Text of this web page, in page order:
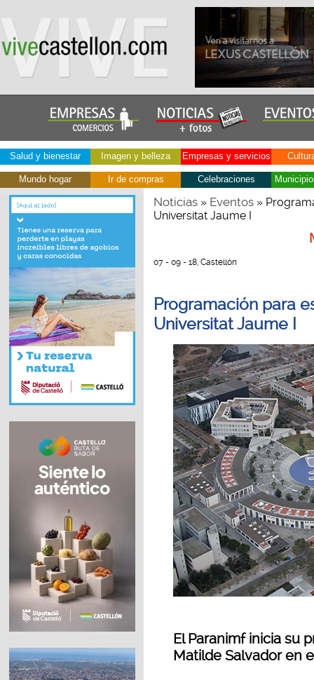
Salud y bienestar Imagen y belleza Empresas y servicios
Mundo hogar Ir de compras Celebraciones
Noticias» Eventos»
Universitat Jaume I
07 - 09 - 18, Castellón
Programación para
Universitat Jaume I
El Paranimf inicia su
Matilde Salvador en